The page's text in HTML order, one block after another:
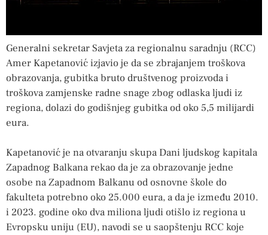
Generalni sekretar Savjeta za regionalnu saradnju (RCC)
Amer Kapetanović izjavio je da se zbrajanjem troškova
obrazovanja, gubitka bruto društvenog proizvoda i
troškova zamjenske radne snage zbog odlaska ljudi iz
regiona, dolazi do godišnjeg gubitka od oko 5,5 milijardi
eura.
Kapetanović je na otvaranju skupa Dani ljudskog kapitala
Zapadnog Balkana rekao da je za obrazovanje jedne
osobe na Zapadnom Balkanu od osnovne škole do
fakulteta potrebno oko 25.000 eura, a da je između 2010.
i 2023. godine oko dva miliona ljudi otišlo iz regiona u
Evropsku uniju (EU), navodi se u saopštenju RCC koje